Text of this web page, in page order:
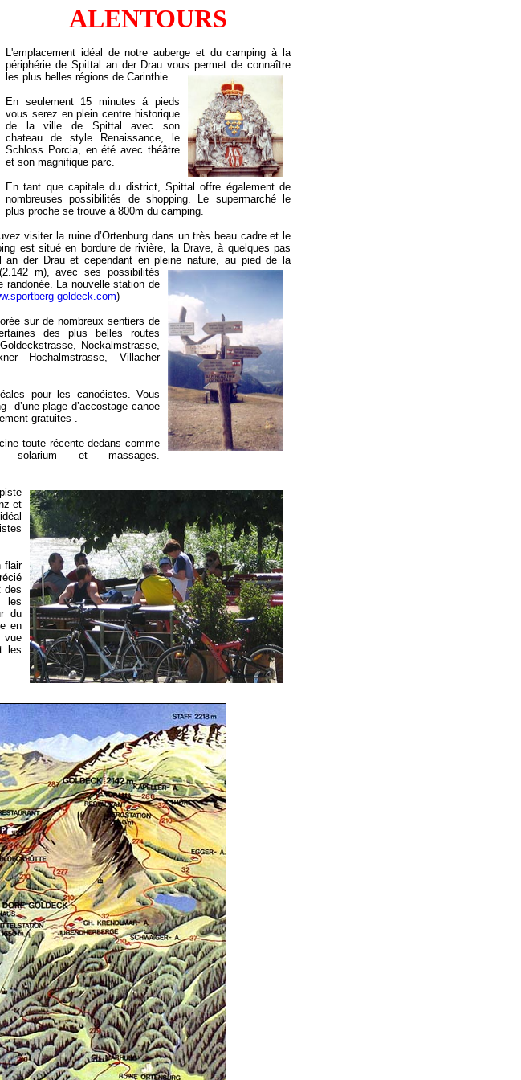
ALENTOURS
L'emplacement idéal de notre auberge et du camping à la
périphérie de Spittal an der Drau vous permet de connaître
les plus belles régions de Carinthie.
En seulement 15 minutes á pieds
vous serez en plein centre historique
de la ville de Spittal avec son
chateau de style Renaissance, le
Schloss Porcia, en été avec théâtre
et son magnifique parc.
En tant que capitale du district, Spittal offre également de
nombreuses possibilités de shopping.
Le supermarché le
plus proche se trouve à 800m du camping.
visiter la ruine d’Ortenburg dans un très beau cadre et le
est situé en bordure de rivière, la Drave, à quelques pas
der Drau et cependant en pleine nature, au pied de la
m),avec ses possibilités
randonée. La nouvelle station de
goldeck.com)
sur de nombreux sentiers de
des plus belles routes
Goldeckstrasse, Nockalmstrasse,
Hochalmstrasse, Villacher
pour les canoéistes. Vous
d’une plage d’accostage canoe
gratuites .
toute récente dedans comme
solarium et massages.
et
flair
des
les
du
en
les